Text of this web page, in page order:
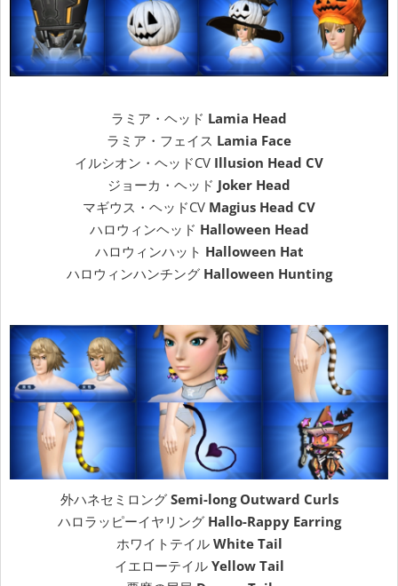
ラミア・ヘッド Lamia Head
ラミア・フェイス Lamia Face
イルシオン・ヘッドCV Illusion Head CV
ジョーカ・ヘッド Joker Head
マギウス・ヘッドCV Magius Head CV
ハロウィンヘッド Halloween Head
ハロウィンハット Halloween Hat
ハロウィンハンチング Halloween Hunting
外ハネセミロング Semi-long Outward Curls
ハロラッピーイヤリング Hallo-Rappy Earring
ホワイトテイルWhite Tail
イエローテイル Yellow Tail